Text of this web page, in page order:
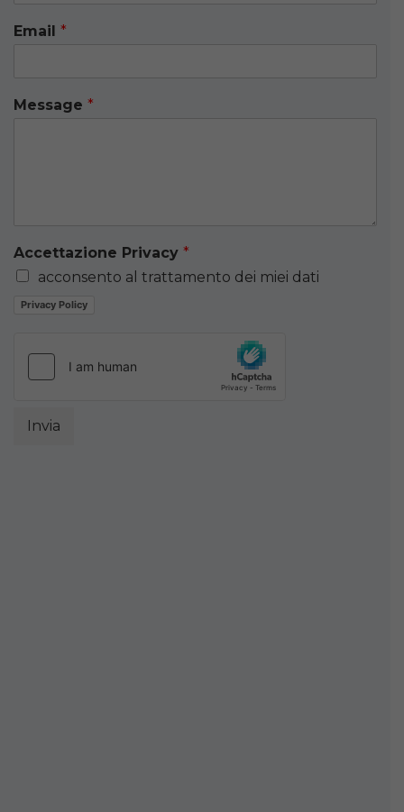
Email *
Message *
Accettazione Privacy *
acconsento al trattamento dei miei dati
Privacy Policy
Invia